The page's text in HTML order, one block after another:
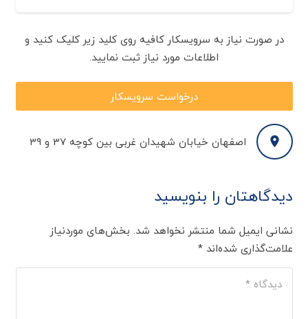
در صورت نیاز به سرویسکار کافیه روی کلید زیر کلیک کنید و
اطلاعات مورد نیاز ثبت نمایید.
درخواست سرویسکار
اصفهان خیابان شهیدان غربی بین کوچه 37 و 39
دیدگاهتان را بنویسید
نشانی ایمیل شما منتشر نخواهد شد. بخش‌های موردنیاز
علامت‌گذاری شده‌اند*